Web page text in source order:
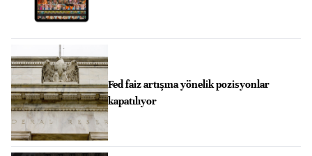
Fed faiz artışına yönelik pozisyonlar
kapatılıyor